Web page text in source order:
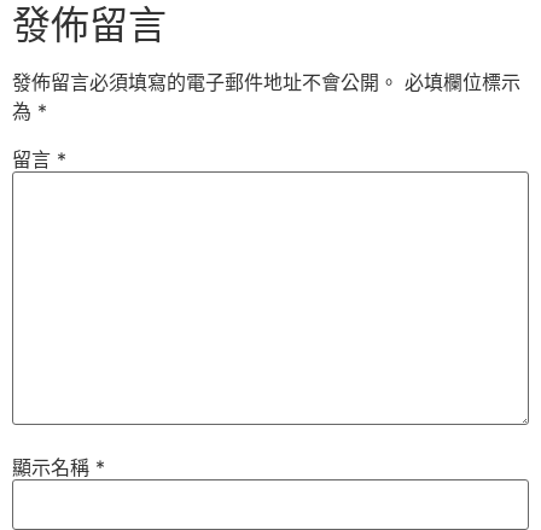
發佈留言
發佈留言必須填寫的電子郵件地址不會公開。 必填欄位標示
為 *
留言 *
顯示名稱 *